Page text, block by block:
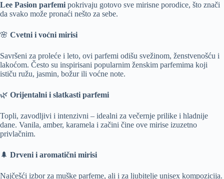
Lee Pasion parfemi pokrivaju gotovo sve mirisne porodice, što znači
da svako može pronaći nešto za sebe.
🌸 Cvetni i voćni mirisi
Savršeni za proleće i leto, ovi parfemi odišu svežinom, ženstvenošću i
lakoćom. Često su inspirisani popularnim ženskim parfemima koji
ističu ružu, jasmin, božur ili voćne note.
🌿 Orijentalni i slatkasti parfemi
Topli, zavodljivi i intenzivni – idealni za večernje prilike i hladnije
dane. Vanila, amber, karamela i začini čine ove mirise izuzetno
privlačnim.
🌲 Drveni i aromatični mirisi
Najčešći izbor za muške parfeme, ali i za ljubitelje unisex kompozicija.